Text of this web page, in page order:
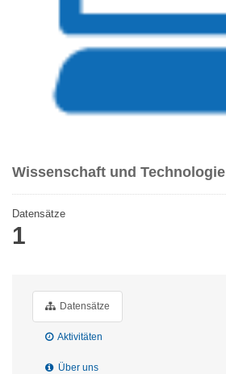
Wissenschaft und Technologie
Datensätze
1
Datensätze
Aktivitäten
Über uns